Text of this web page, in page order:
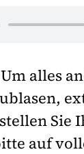
alles
Sie
auf